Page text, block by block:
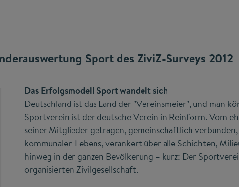
Sport des ZiviZ-Surveys 2012
Das Erfolgsmodell Sport wandelt sich
Deutschland ist das Land der "Vereinsmeier", und man
Sportverein ist der deutsche Verein in Reinform. Vom
seiner Mitglieder getragen, gemeinschaftlich
kommunalen Lebens, verankert über alle Schichten,
hinweg in der ganzen Bevölkerung – kurz: Der
organisierten Zivilgesellschaft.